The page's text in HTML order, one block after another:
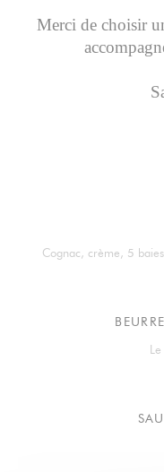
Merci de choisir
Cognac, crème, 5